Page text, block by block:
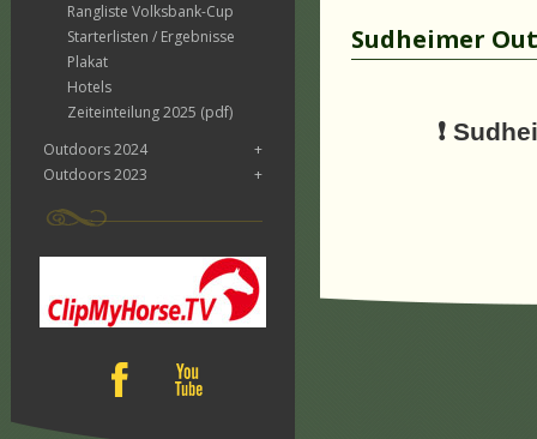
Rangliste Volksbank-Cup
Starterlisten / Ergebnisse
Plakat
Hotels
Zeiteinteilung 2025 (pdf)
Outdoors 2024
+
Outdoors 2023
+
Sudheimer
❗️